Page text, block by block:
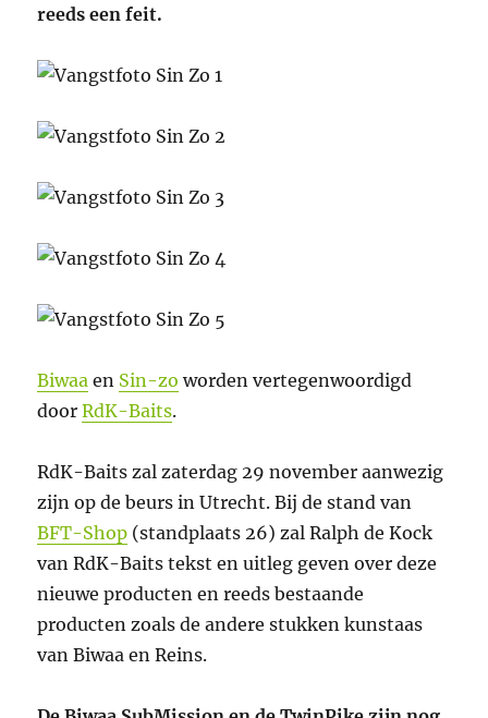
reeds een feit.
Biwaa en Sin-zo worden vertegenwoordigd
doorRdK-Baits.
RdK-Baits zal zaterdag 29 november aanwezig
zijn op de beurs in Utrecht. Bij de stand van
BFT-Shop (standplaats 26) zal Ralph de Kock
van RdK-Baits tekst en uitleg geven over deze
nieuwe producten en reeds bestaande
producten zoals de andere stukken kunstaas
van Biwaa en Reins.